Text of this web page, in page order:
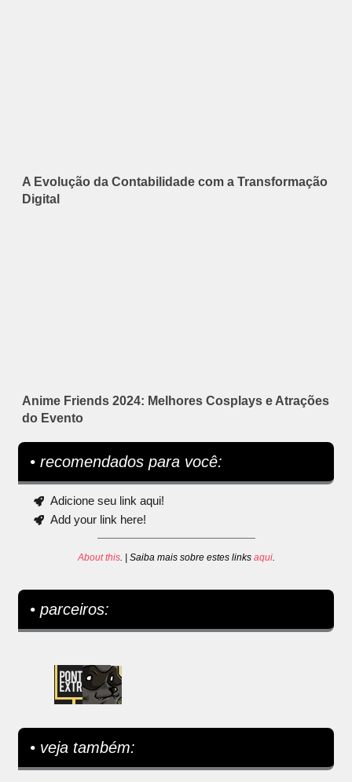
A Evolução da Contabilidade com a Transformação
Digital
Anime Friends 2024: Melhores Cosplays e Atrações
do Evento
• recomendados para você:
Adicione seu link aqui!
Add your link here!
About this. | Saiba mais sobre estes links aqui.
• parceiros:
• veja também: